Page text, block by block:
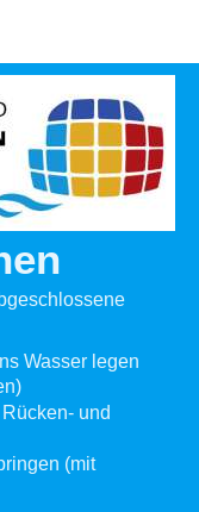
Wasser legen
und
(mit